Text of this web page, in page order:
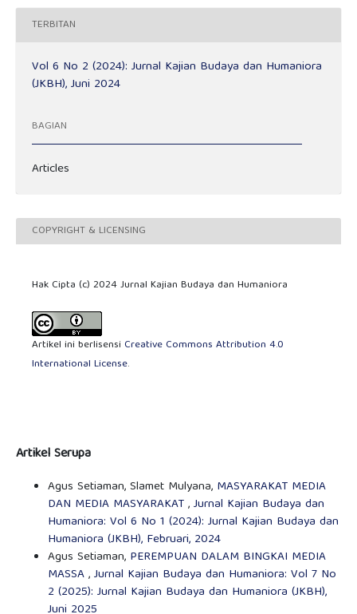
TERBITAN
Vol 6 No 2 (2024): Jurnal Kajian Budaya dan Humaniora
(JKBH), Juni 2024
BAGIAN
Articles
COPYRIGHT & LICENSING
Hak Cipta (c) 2024 Jurnal Kajian Budaya dan Humaniora
Artikel ini berlisensi Creative Commons Attribution 4.0
International License.
Artikel Serupa
Agus Setiaman, Slamet Mulyana, MASYARAKAT MEDIA
DAN MEDIA MASYARAKAT,Jurnal Kajian Budaya dan
Humaniora: Vol 6 No 1 (2024): Jurnal Kajian Budaya dan
Humaniora (JKBH), Februari, 2024
Agus Setiaman, PEREMPUAN DALAM BINGKAI MEDIA
MASSA,Jurnal Kajian Budaya dan Humaniora: Vol 7 No
2 (2025): Jurnal Kajian Budaya dan Humaniora (JKBH),